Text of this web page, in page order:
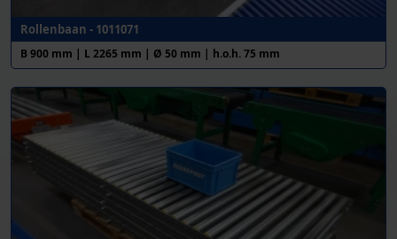
Rollenbaan - 1011071
B 900 mm | L 2265 mm | Ø 50 mm | h.o.h. 75 mm